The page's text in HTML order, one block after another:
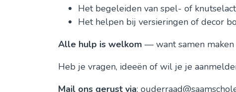
Het begeleiden van spel- of
Het helpen bij versieringen of decor
Alle hulp is welkom — want samen
Heb je vragen, ideeën of wil je je
Mail ons gerust via: